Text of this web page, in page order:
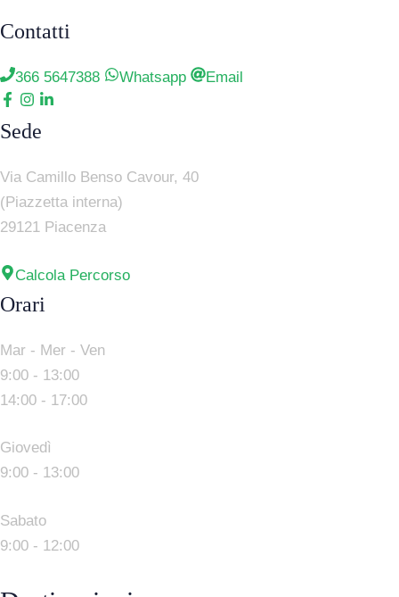
Contatti
366 5647388 Whatsapp Email
Sede
Via Camillo Benso Cavour, 40
(Piazzetta interna)
29121 Piacenza
Calcola Percorso
Orari
Mar - Mer - Ven
9:00 - 13:00
14:00 - 17:00
Giovedì
9:00 - 13:00
Sabato
9:00 - 12:00